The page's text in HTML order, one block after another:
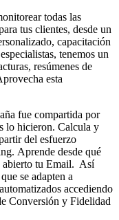
todas las
tus clientes, desde un
capacitación
tenemos un
resúmenes de
esta
fue compartida por
lo hicieron. Calcula y
del esfuerzo
Aprende desde qué
abierto tu Email. Así
se adapten a
accediendo
Conversión y Fidelidad